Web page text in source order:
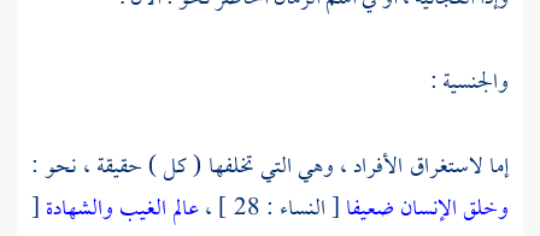
والجنسية :
إما لاستغراق الأفراد ، وهي التي تخلفها ( كل ) حقيقة ، نحو :
وخلق الإنسان ضعيفا[ النساء : 28 ] ، عالم الغيب والشهادة[